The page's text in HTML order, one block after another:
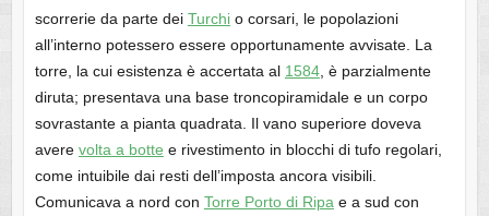
scorrerie da parte dei Turchio corsari, le popolazioni
all’interno potessero essere opportunamente avvisate. La
torre, la cui esistenza è accertata al 1584, è parzialmente
diruta; presentava una base troncopiramidale e un corpo
sovrastante a pianta quadrata. Il vano superiore doveva
avere volta a botte e rivestimento in blocchi di tufo regolari,
come intuibile dai resti dell’imposta ancora visibili.
Comunicava a nord con Torre Porto di Ripa e a sud con